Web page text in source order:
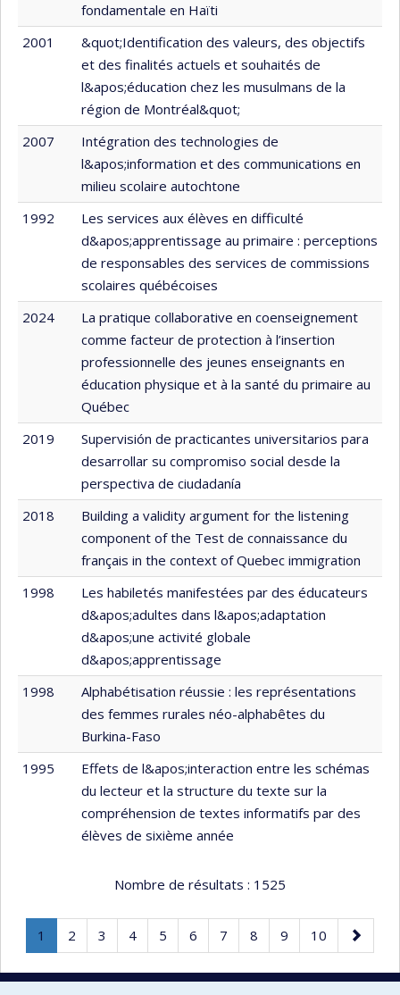
fondamentale en Haïti
2001
&quot;Identification des valeurs, des objectifs
et des finalités actuels et souhaités de
l&apos;éducation chez les musulmans de la
région de Montréal&quot;
2007
Intégration des technologies de
l&apos;information et des communications en
milieu scolaire autochtone
1992
Les services aux élèves en difficulté
d&apos;apprentissage au primaire : perceptions
de responsables des services de commissions
scolaires québécoises
2024
La pratique collaborative en coenseignement
comme facteur de protection à l’insertion
professionnelle des jeunes enseignants en
éducation physique et à la santé du primaire au
Québec
2019
Supervisión de practicantes universitarios para
desarrollar su compromiso social desde la
perspectiva de ciudadanía
2018
Building a validity argument for the listening
component of the Test de connaissance du
français in the context of Quebec immigration
1998
Les habiletés manifestées par des éducateurs
d&apos;adultes dans l&apos;adaptation
d&apos;une activité globale
d&apos;apprentissage
1998
Alphabétisation réussie : les représentations
des femmes rurales néo-alphabêtes du
Burkina-Faso
1995
Effets de l&apos;interaction entre les schémas
du lecteur et la structure du texte sur la
compréhension de textes informatifs par des
élèves de sixième année
Nombre de résultats : 1525
Page
1
Page
courante.
Page
2 Page
3 Page
4 Page
5 Page
6 Page
7 Page
8 Page
9 Page
10
Page
suivante